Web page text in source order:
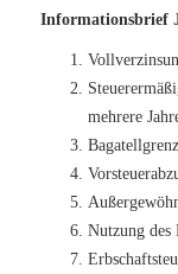
Informationsbrief
mehrere
Nutzung des